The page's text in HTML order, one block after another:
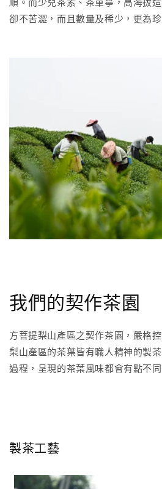
卻不苦澀，而且數量及稀少，更為珍
我們的契作茶園
方菩提梨山產區之契作茶園，嚴格
梨山產區的茶葉皆有職人精神的製
過程，呈現的茶葉風味都會有點不同
製茶工藝